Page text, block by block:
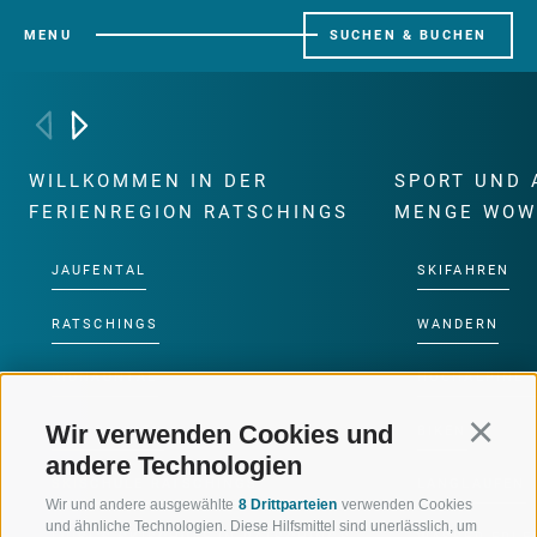
Wir verwenden Cookies und
andere Technologien
Wir und andere ausgewählte 8 Drittparteien verwenden Cookies
und ähnliche Technologien. Diese Hilfsmittel sind unerlässlich, um
MENU SUCHEN & BUCHEN
WILLKOMMEN IN DER
FERIENREGION RATSCHINGS
JAUFENTAL
RATSCHINGS
RIDNAUNTAL
BERGBAHNEN
SKISCHULE RATSCHINGS
SPORT UND
MENGE
SKIFAHREN
WANDERN
HOCHALPINE